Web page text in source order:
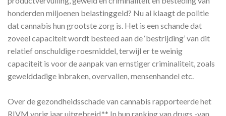
honderden miljoenen belastinggeld? Nu al klaagt de politie
dat cannabis hun grootste zorg is. Het is een schande dat
zoveel capaciteit wordt besteed aan de ‘bestrijding’ van dit
relatief onschuldige roesmiddel, terwijl er te weinig
capaciteit is voor de aanpak van ernstiger criminaliteit, zoals
gewelddadige inbraken, overvallen, mensenhandel etc.
Over de gezondheidsschade van cannabis rapporteerde het
RIVM vorig jaar uitgebreid.** In hun ranking van drugs -van